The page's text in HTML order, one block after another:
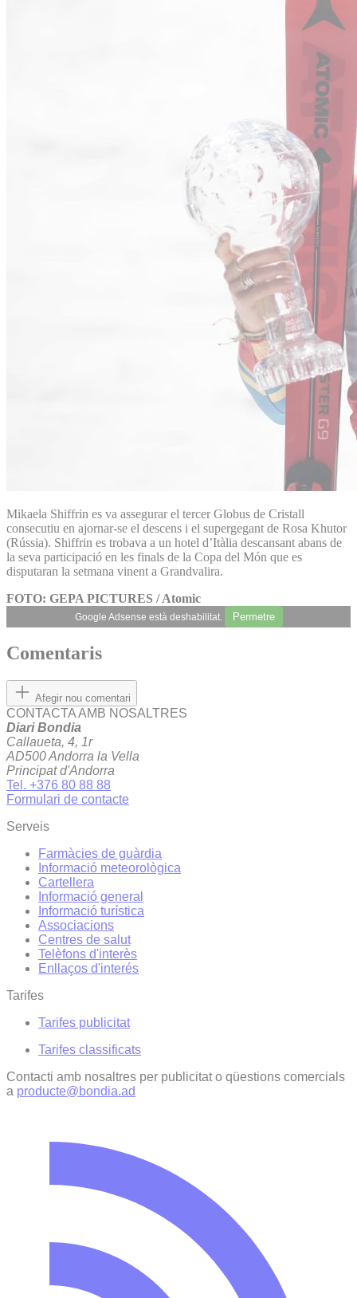
Mikaela Shiffrin es va assegurar el tercer Globus de Cristall
consecutiu en ajornar-se el descens i el supergegant de Rosa Khutor
(Rússia). Shiffrin es trobava a un hotel d’Itàlia descansant abans de
la seva participació en les finals de la Copa del Món que es
disputaran la setmana vinent a Grandvalira.
FOTO: GEPA PICTURES / Atomic
Google Adsense està deshabilitat. Permetre
Comentaris
Afegir nou comentari
CONTACTA AMB NOSALTRES
Diari Bondia
Callaueta, 4, 1r
AD500 Andorra la Vella
Principat d'Andorra
Tel. +376 80 88 88
Formulari de contacte
Serveis
Farmàcies de guàrdia
Informació meteorològica
Cartellera
Informació general
Informació turística
Associacions
Centres de salut
Telèfons d'interès
Enllaços d'interés
Tarifes
Tarifes publicitat
Tarifes classificats
Contacti amb nosaltres per publicitat o qüestions comercials
a producte@bondia.ad